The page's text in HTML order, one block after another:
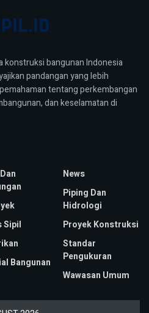
konstruksi bangunan Indonesia
pandangan yang lebih
tentang perkembangan
dan keselamatan di
Sipil
Bangunan
News
Piping Dan
Hidrologi
Proyek Konstruksi
Standar
Pengukuran
Wawasan Umum